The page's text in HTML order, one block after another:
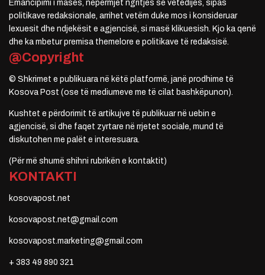
Emancipimi i masës, nëpërmjet ngritjes së vetëdijes, sipas
politikave redaksionale, arrihet vetëm duke mos i konsideruar
lexuesit dhe ndjekësit e agjencisë, si masë klikuesish. Kjo ka qenë
dhe ka mbetur premisa themelore e politikave të redaksisë.
@Copyright
© Shkrimet e publikuara në këtë platformë, janë prodhime të
Kosova Post (ose të mediumeve me të cilat bashkëpunon).
Kushtet e përdorimit të artikujve të publikuar në uebin e
agjencisë, si dhe faqet zyrtare në rrjetet sociale, mund të
diskutohen me palët e interesuara.
(Për më shumë shihni rubrikën e kontaktit)
KONTAKTI
kosovapost.net
kosovapost.net@gmail.com
kosovapost.marketing@gmail.com
+ 383 49 890 321